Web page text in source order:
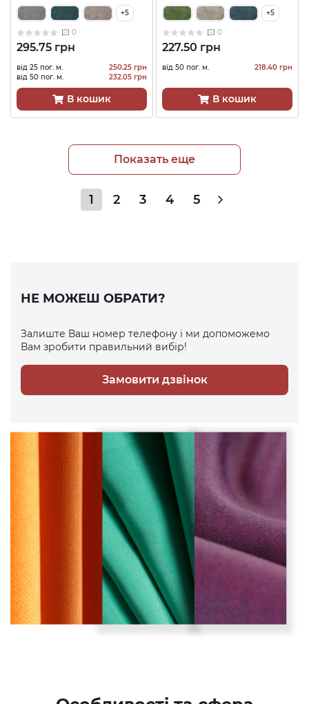
+5
0
295.75 грн
від 25 пог. м.
250.25 грн
від 50 пог. м.
232.05 грн
В кошик
+5
0
227.50 грн
від 50 пог. м. 218.40 грн
В кошик
Показать еще
1 2 3 4 5
НЕ МОЖЕШ ОБРАТИ?
Залиште Ваш номер телефону і ми допоможемо
Вам зробити правильний вибір!
Замовити дзвінок